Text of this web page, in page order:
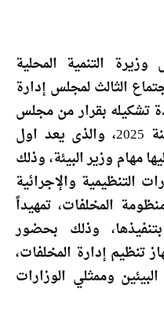
التنمية المحلية
الثالث لمجلس إدارة
تشكيله بقرار من مجلس
الوزراء الصادر رقم 1135 لسنة 2025، والذى يعد اول
مهام وزير البيئة، وذلك
التنظيمية والإجرائية
المخلفات، تمهيداً
وذلك بحضور
تنظيم إدارة المخلفات،
وممثلي الوزارات